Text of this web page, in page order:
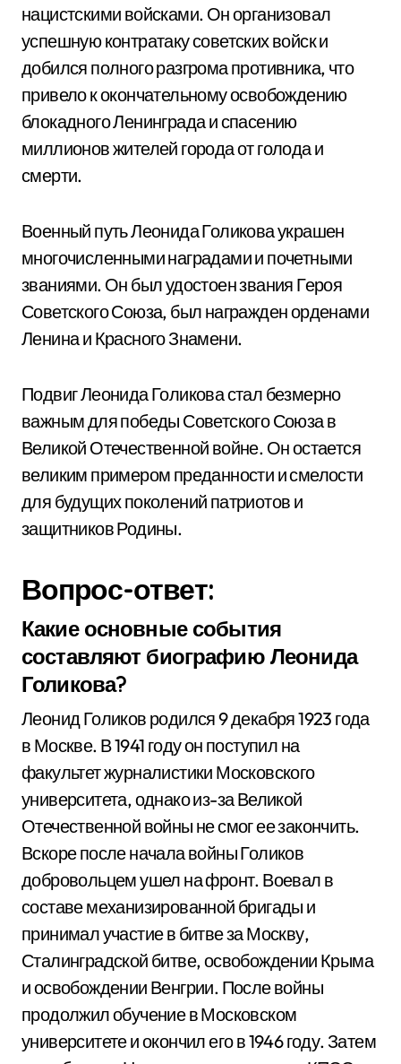
нацистскими войсками. Он организовал
успешную контратаку советских войск и
добился полного разгрома противника, что
привело к окончательному освобождению
блокадного Ленинграда и спасению
миллионов жителей города от голода и
смерти.
Военный путь Леонида Голикова украшен
многочисленными наградами и почетными
званиями. Он был удостоен звания Героя
Советского Союза, был награжден орденами
Ленина и Красного Знамени.
Подвиг Леонида Голикова стал безмерно
важным для победы Советского Союза в
Великой Отечественной войне. Он остается
великим примером преданности и смелости
для будущих поколений патриотов и
защитников Родины.
Вопрос-ответ:
Какие основные события
составляют биографию Леонида
Голикова?
Леонид Голиков родился 9 декабря 1923 года
в Москве. В 1941 году он поступил на
факультет журналистики Московского
университета, однако из-за Великой
Отечественной войны не смог ее закончить.
Вскоре после начала войны Голиков
добровольцем ушел на фронт. Воевал в
составе механизированной бригады и
принимал участие в битве за Москву,
Сталинградской битве, освобождении Крыма
и освобождении Венгрии. После войны
продолжил обучение в Московском
университете и окончил его в 1946 году. Затем